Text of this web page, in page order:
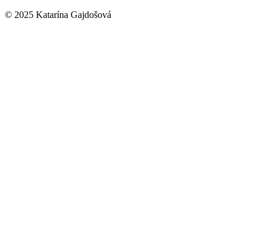
© 2025 Katarína Gajdošová